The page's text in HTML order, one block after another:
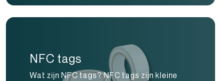
NFC tags
Wat zijn NFC tags? NFC tags zijn kleine